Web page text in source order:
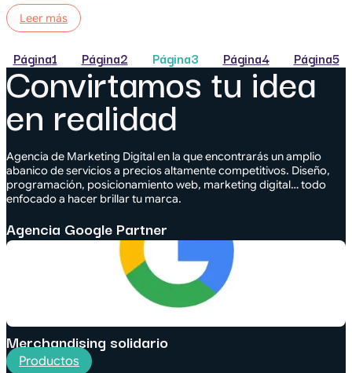
Leer más
Página1 Página2 Página3 Página4 Página5
Convirtamos tu idea
en realidad
Agencia de Marketing Digital en la que encontrarás un amplio
abanico de servicios a precios altamente competitivos. Diseño,
programación, posicionamiento web, marketing digital… todo
enfocado a hacer brillar tu marca.
Agencia Google Partner
Merchandising solidario
Productos